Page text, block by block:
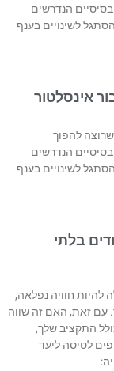
הנדרשים
לשינויים בענף
אינסלטור
להפוך
הנדרשים
לשינויים בענף
בלתי
להיות חוויה נפלאה,
זאת, האם זה שווה
התקציב שלך,
לטיסה ליעד